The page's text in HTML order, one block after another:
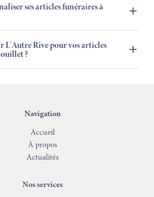
ses articles funéraires à
L'Autre Rive pour vos articles
?
Navigation
Accueil
À propos
Actualités
Nos services